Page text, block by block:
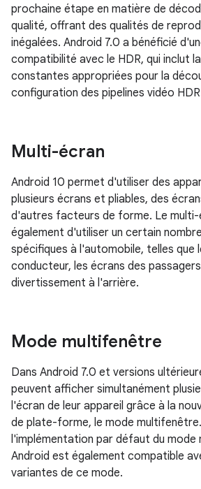
prochaine étape en matière de
qualité, offrant des qualités de
inégalées. Android 7.0 a bénéficié
compatibilité avec le HDR, qui inclut
constantes appropriées pour la
configuration des pipelines vidéo
Multi-écran
Android 10 permet d'utiliser des
plusieurs écrans et pliables, des
d'autres facteurs de forme. Le
également d'utiliser un certain
spécifiques à l'automobile, telles que
conducteur, les écrans des
divertissement à l'arrière.
Mode multifenêtre
Dans Android 7.0 et versions
peuvent afficher simultanément
l'écran de leur appareil grâce à la
de plate-forme, le mode multifenêtre.
l'implémentation par défaut du mode
Android est également compatible
variantes de ce mode.